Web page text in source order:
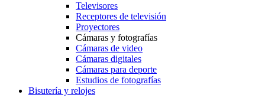
Televisores
Receptores de televisión
Proyectores
Cámaras y fotografías
Cámaras de video
Cámaras digitales
Cámaras para deporte
Estudios de fotografías
Bisutería y relojes